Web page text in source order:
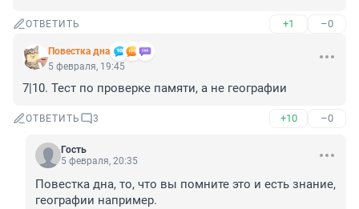
ОТВЕТИТЬ +1 –0
Повестка дна
5 февраля, 19:45
7|10. Тест по проверке памяти, а не географии
ОТВЕТИТЬ 3 +10 –0
Гость
5 февраля, 20:35
Повестка дна, то, что вы помните это и есть знание,
географии например.